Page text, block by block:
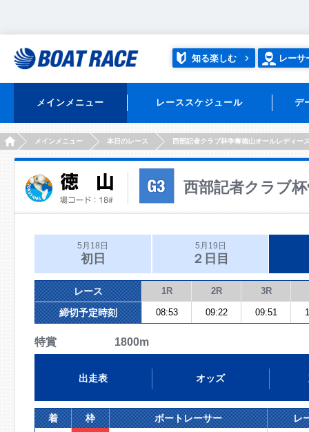
知る楽しむ レーサ
メインメニュー レーススケジュール デ
HOMEメインメニュー 本日のレース 西部記者クラブ杯争奪徳山オールレディー
西部記者クラブ
5月18日
初日
5月19日
２日目
レース 1R 2R 3R
締切予定時刻 08:53 09:22 09:51
特賞 1800m
出走表 オッズ
着 枠 ボートレーサー レ